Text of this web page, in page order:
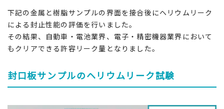
下記の金属と樹脂サンプルの界面を接合後にヘリウムリーク
による封止性能の評価を行いました。
その結果、自動車・電池業界、電子・精密機器業界において
もクリアできる許容リーク量となりました。
封口板サンプルのヘリウムリーク試験